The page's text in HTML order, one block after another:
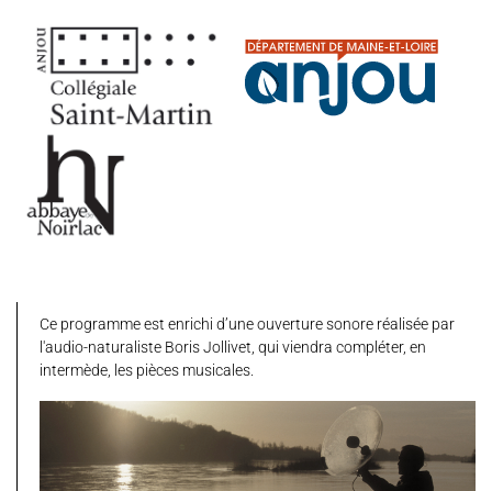
Ce programme est enrichi d’une ouverture sonore réalisée par
l'audio-naturaliste Boris Jollivet, qui viendra compléter, en
intermède, les pièces musicales.